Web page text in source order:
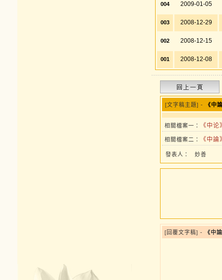
004 2009-01-05
003 2008-12-29
002 2008-12-15
001 2008-12-08
[文字稿主題] - 《中
相關檔案一： 《中
相關檔案二： 《中
發表人： 妙善
[回覆文字稿] - 《中